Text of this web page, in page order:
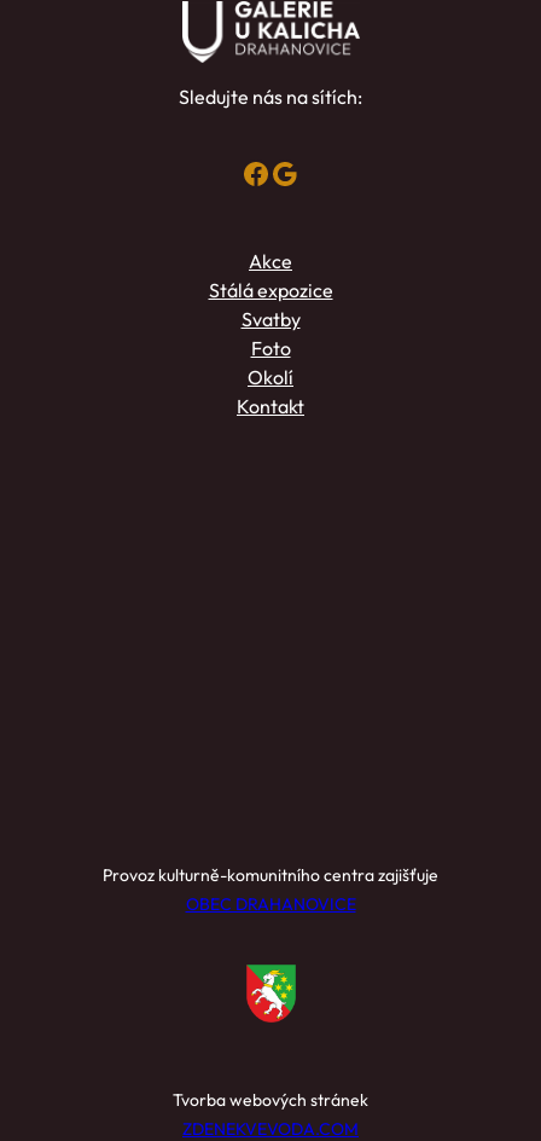
Sledujte nás na sítích:
Facebook Google
Akce
Stálá expozice
Svatby
Foto
Okolí
Kontakt
Provoz kulturně-komunitního centra zajišťuje
OBEC DRAHANOVICE
Tvorba webových stránek
ZDENEKVEVODA.COM